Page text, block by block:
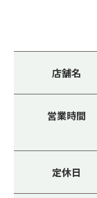
店舗名
営業時間
定休日